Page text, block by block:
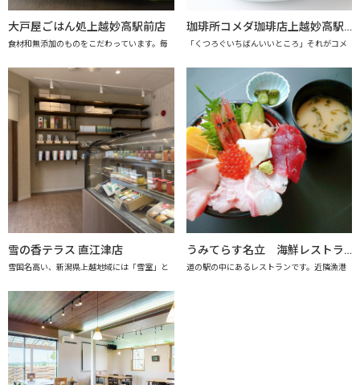
大戸屋ごはん処上越妙高駅前店
食材和無添加のものをこだわっています。毎
珈琲所コメダ珈琲店上越妙高駅前店
「くつろぐいちばんいいところ」それがコメ
雪の香テラス 直江津店
雪国名高い、新潟県上越地域には「雪室」と
うみてらす名立 海鮮レストラン「海のだいどこや」 【上越市地産地消推進の店認定店】
道の駅の中にあるレストランです。近隣漁港